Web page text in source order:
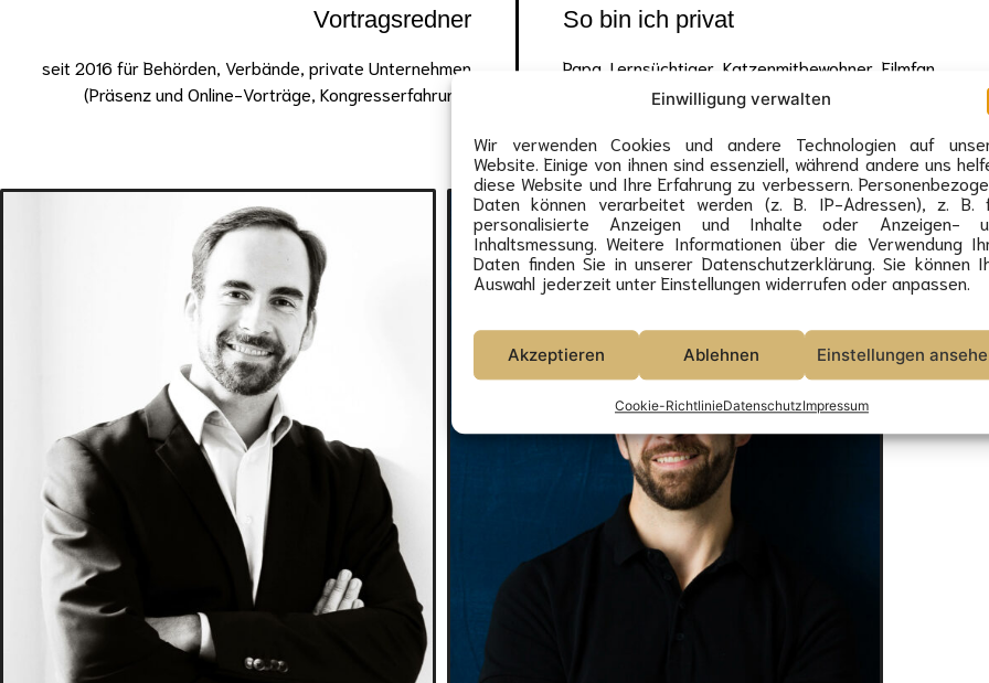
Einwilligung verwalten
Wir verwenden Cookies und andere Technologien auf
Website. Einige von ihnen sind essenziell, während andere uns
diese Website und Ihre Erfahrung zu verbessern.
Daten können verarbeitet werden (z. B. IP-Adressen), z. B.
personalisierte Anzeigen und Inhalte oder Anzeigen-
Inhaltsmessung. Weitere Informationen über die Verwendung
Daten finden Sie in unserer Datenschutzerklärung. Sie können
Auswahl jederzeit unter Einstellungen widerrufen oder anpassen.
Akzeptieren Ablehnen Einstellungen
Cookie-RichtlinieDatenschutzImpressum
Vortragsredner
seit 2016 für Behörden, Verbände, private Unternehmen
(Präsenz und Online-Vorträge, Kongresserfahrung)
So bin ich privat
Papa, Lernsüchtiger, Katzenmitbewohner, Filmfan,
Freiheitsliebender, Hantelfreund, Bücherverschlinger